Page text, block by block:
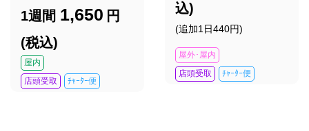
1週間 1,650 円
(税込)
屋内
店頭受取
ﾁｬｰﾀｰ便
込)
(追加1日440円)
屋外･屋内
店頭受取
ﾁｬｰﾀｰ便